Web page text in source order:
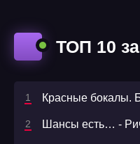
ТОП 10
Красные бокалы.
Шансы есть… -